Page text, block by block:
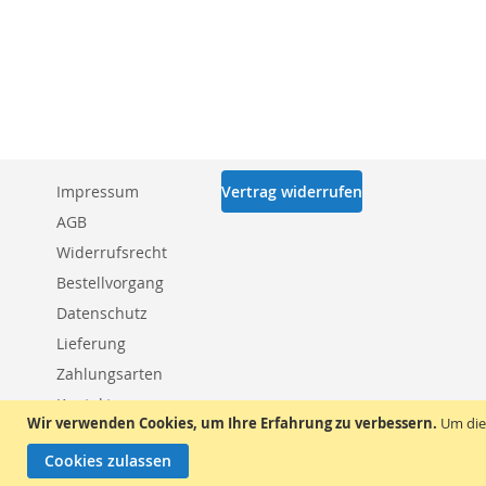
Wir verwenden Cookies, um Ihre Erfahrung zu verbessern. Um
Cookies zulassen
Impressum
AGB
Widerrufsrecht
Bestellvorgang
Datenschutz
Lieferung
Zahlungsarten
Kontakt
Vertrag widerrufen